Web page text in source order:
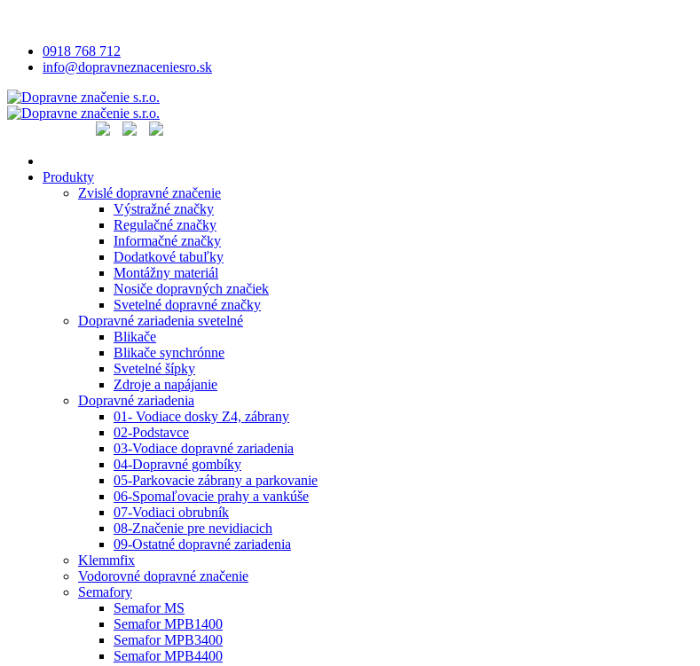
0918 768 712
info@dopravneznaceniesro.sk
Produkty
Zvislé dopravné značenie
Výstražné značky
Regulačné značky
Informačné značky
Dodatkové tabuľky
Montážny materiál
Nosiče dopravných značiek
Svetelné dopravné značky
Dopravné zariadenia svetelné
Blikače
Blikače synchrónne
Svetelné šípky
Zdroje a napájanie
Dopravné zariadenia
01- Vodiace dosky Z4, zábrany
02-Podstavce
03-Vodiace dopravné zariadenia
04-Dopravné gombíky
05-Parkovacie zábrany a parkovanie
06-Spomaľovacie prahy a vankúše
07-Vodiaci obrubník
08-Značenie pre nevidiacich
09-Ostatné dopravné zariadenia
Klemmfix
Vodorovné dopravné značenie
Semafory
Semafor MS
Semafor MPB1400
Semafor MPB3400
Semafor MPB4400